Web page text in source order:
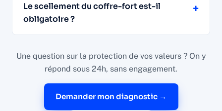
Le scellement du coffre-fort est-il
obligatoire ?
+
Une question sur la protection de vos valeurs ? On y
répond sous 24h, sans engagement.
Demander mon diagnostic →